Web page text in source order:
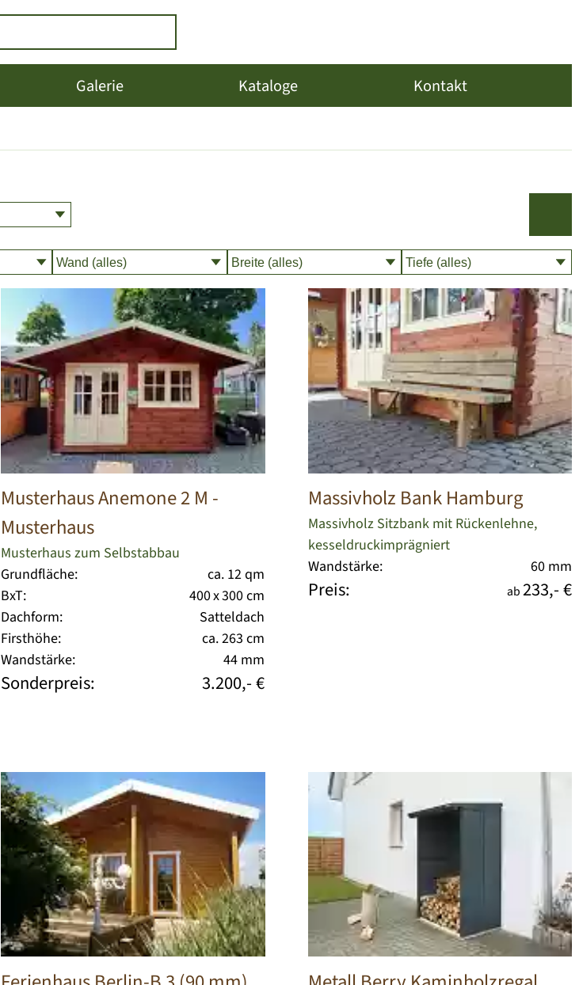
Galerie Kataloge Kontakt
Musterhaus Anemone 2 M -
Musterhaus
Musterhaus zum Selbstabbau
Grundfläche:
ca. 12 qm
BxT:
400 x 300 cm
Dachform:
Satteldach
Firsthöhe:
ca. 263 cm
Wandstärke:
44 mm
Sonderpreis: 3.200,- €
Massivholz Bank Hamburg
Massivholz Sitzbank mit Rückenlehne,
kesseldruckimprägniert
Wandstärke:
60 mm
Preis: ab233,- €